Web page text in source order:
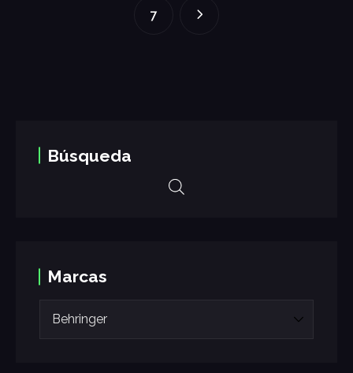
7
Búsqueda
Marcas